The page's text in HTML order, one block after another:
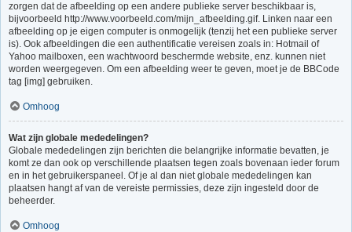
zorgen dat de afbeelding op een andere publieke server beschikbaar is,
bijvoorbeeld http://www.voorbeeld.com/mijn_afbeelding.gif. Linken naar een
afbeelding op je eigen computer is onmogelijk (tenzij het een publieke server
is). Ook afbeeldingen die een authentificatie vereisen zoals in: Hotmail of
Yahoo mailboxen, een wachtwoord beschermde website, enz. kunnen niet
worden weergegeven. Om een afbeelding weer te geven, moet je de BBCode
tag [img] gebruiken.
Omhoog
Wat zijn globale mededelingen?
Globale mededelingen zijn berichten die belangrijke informatie bevatten, je
komt ze dan ook op verschillende plaatsen tegen zoals bovenaan ieder forum
en in het gebruikerspaneel. Of je al dan niet globale mededelingen kan
plaatsen hangt af van de vereiste permissies, deze zijn ingesteld door de
beheerder.
Omhoog